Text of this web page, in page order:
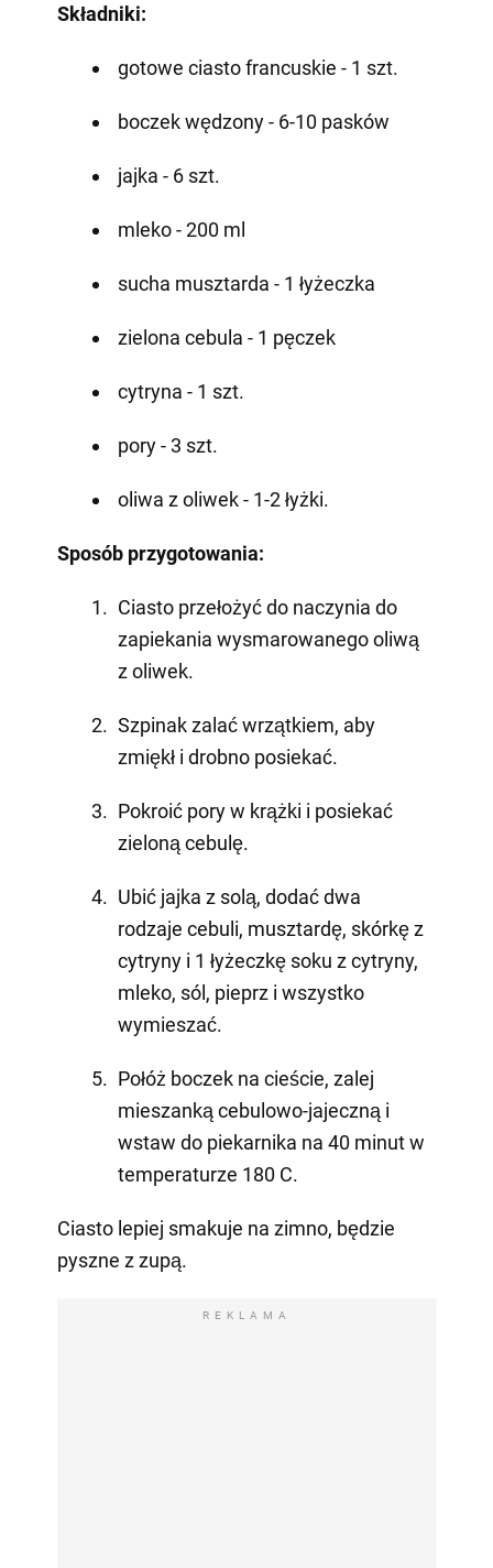
Składniki:
gotowe ciasto francuskie - 1 szt.
boczek wędzony - 6-10 pasków
jajka - 6 szt.
mleko - 200 ml
sucha musztarda - 1 łyżeczka
zielona cebula - 1 pęczek
cytryna - 1 szt.
pory - 3 szt.
oliwa z oliwek - 1-2 łyżki.
Sposób przygotowania:
Ciasto przełożyć do naczynia do
zapiekania wysmarowanego oliwą
z oliwek.
Szpinak zalać wrzątkiem, aby
zmiękł i drobno posiekać.
Pokroić pory w krążki i posiekać
zieloną cebulę.
Ubić jajka z solą, dodać dwa
rodzaje cebuli, musztardę, skórkę z
cytryny i 1 łyżeczkę soku z cytryny,
mleko, sól, pieprz i wszystko
wymieszać.
Połóż boczek na cieście, zalej
mieszanką cebulowo-jajeczną i
wstaw do piekarnika na 40 minut w
temperaturze 180 C.
Ciasto lepiej smakuje na zimno, będzie
pyszne z zupą.
REKLAMA